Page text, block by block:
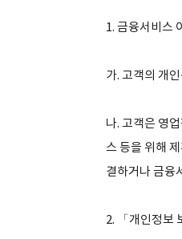
1. 금융서비스
가. 고객의 개
나. 고객은 영
스 등을 위해
결하거나 금융
2. 「개인정보